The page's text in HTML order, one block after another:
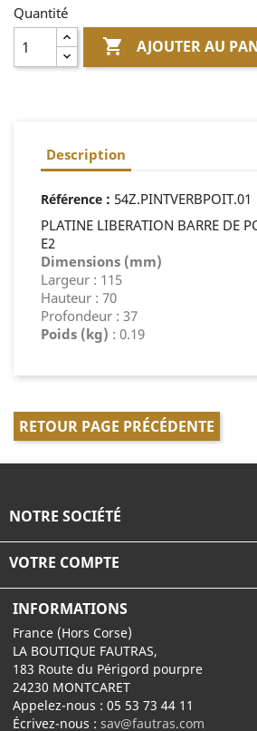
Quantité
 AJOUTER AU
Description
Référence : 54Z.PINTVERBPOIT.01
PLATINE LIBERATION BARRE DE
E2
Dimensions (mm)
Largeur : 115
Hauteur : 70
Profondeur : 37
Poids (kg) : 0.19
RETOUR PAGE PRÉCÉDENTE
NOTRE SOCIÉTÉ
VOTRE COMPTE
INFORMATIONS
France (Hors Corse)
LA BOUTIQUE FAUTRAS,
183 Route du Périgord pourpre
24230 MONTCARET
Appelez-nous :05 53 73 44 11
Écrivez-nous :sav@fautras.com